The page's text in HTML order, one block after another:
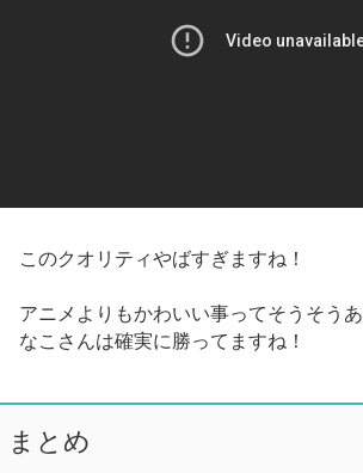
このクオリティやばすぎますね！
アニメよりもかわいい事ってそうそう
なこさんは確実に勝ってますね！
まとめ